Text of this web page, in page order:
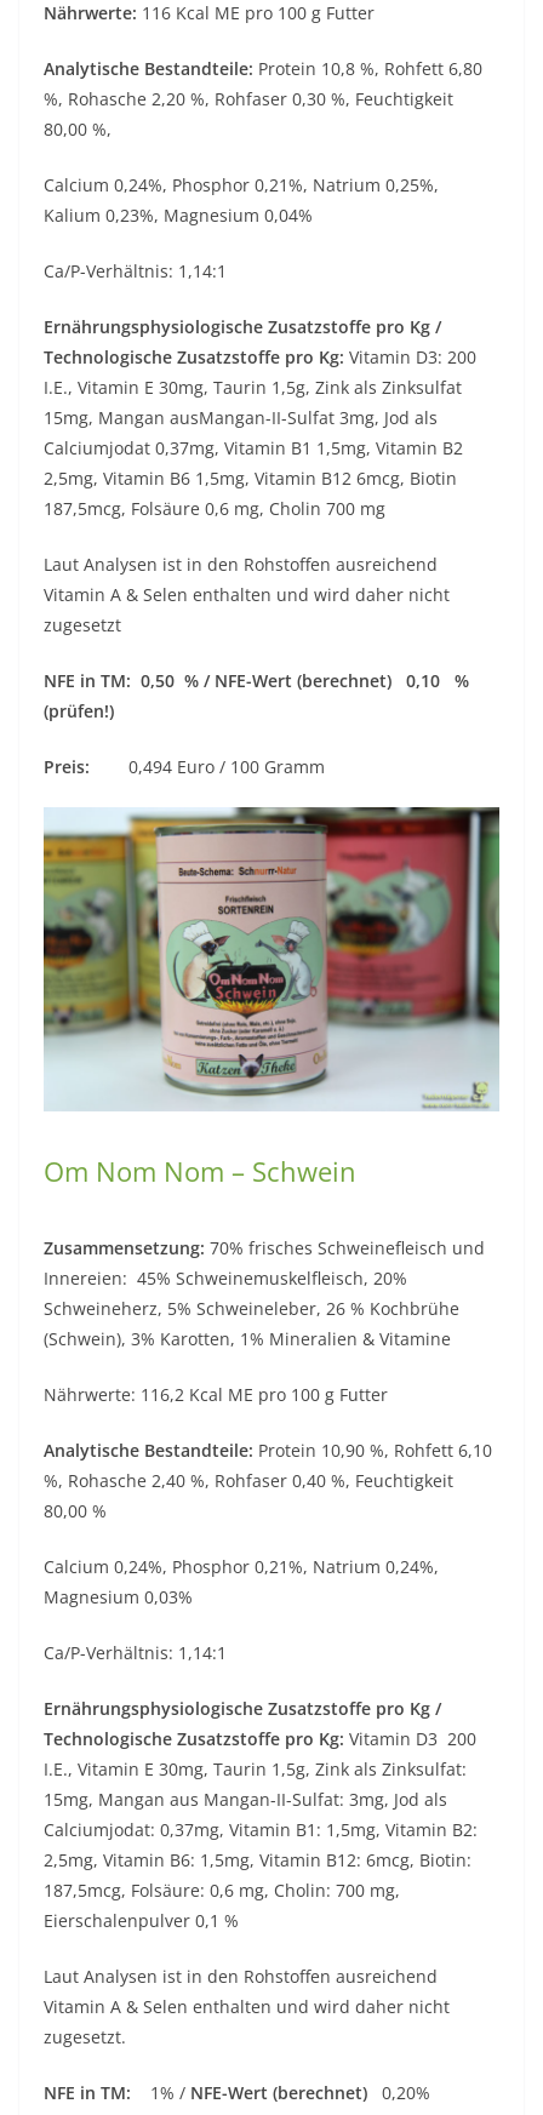
Nährwerte: 116 Kcal ME pro 100 g Futter
Analytische Bestandteile: Protein 10,8 %, Rohfett 6,80
%, Rohasche 2,20 %, Rohfaser 0,30 %, Feuchtigkeit
80,00 %,
Calcium 0,24%, Phosphor 0,21%, Natrium 0,25%,
Kalium 0,23%, Magnesium 0,04%
Ca/P-Verhältnis: 1,14:1
Ernährungsphysiologische Zusatzstoffe pro Kg /
Technologische Zusatzstoffe pro Kg: Vitamin D3: 200
I.E., Vitamin E 30mg, Taurin 1,5g, Zink als Zinksulfat
15mg, Mangan ausMangan-II-Sulfat 3mg, Jod als
Calciumjodat 0,37mg, Vitamin B1 1,5mg, Vitamin B2
2,5mg, Vitamin B6 1,5mg, Vitamin B12 6mcg, Biotin
187,5mcg, Folsäure 0,6 mg, Cholin 700 mg
Laut Analysen ist in den Rohstoffen ausreichend
Vitamin A & Selen enthalten und wird daher nicht
zugesetzt
NFE in TM: 0,50 % / NFE-Wert (berechnet) 0,10 %
(prüfen!)
Preis: 0,494 Euro / 100 Gramm
Om Nom Nom – Schwein
Zusammensetzung: 70% frisches Schweinefleisch und
Innereien: 45% Schweinemuskelfleisch, 20%
Schweineherz, 5% Schweineleber, 26 % Kochbrühe
(Schwein), 3% Karotten, 1% Mineralien & Vitamine
Nährwerte: 116,2 Kcal ME pro 100 g Futter
Analytische Bestandteile: Protein 10,90 %, Rohfett 6,10
%, Rohasche 2,40 %, Rohfaser 0,40 %, Feuchtigkeit
80,00 %
Calcium 0,24%, Phosphor 0,21%, Natrium 0,24%,
Magnesium 0,03%
Ca/P-Verhältnis: 1,14:1
Ernährungsphysiologische Zusatzstoffe pro Kg /
Technologische Zusatzstoffe pro Kg: Vitamin D3 200
I.E., Vitamin E 30mg, Taurin 1,5g, Zink als Zinksulfat:
15mg, Mangan aus Mangan-II-Sulfat: 3mg, Jod als
Calciumjodat: 0,37mg, Vitamin B1: 1,5mg, Vitamin B2:
2,5mg, Vitamin B6: 1,5mg, Vitamin B12: 6mcg, Biotin:
187,5mcg, Folsäure: 0,6 mg, Cholin: 700 mg,
Eierschalenpulver 0,1 %
Laut Analysen ist in den Rohstoffen ausreichend
Vitamin A & Selen enthalten und wird daher nicht
zugesetzt.
NFE in TM: 1% / NFE-Wert (berechnet) 0,20%